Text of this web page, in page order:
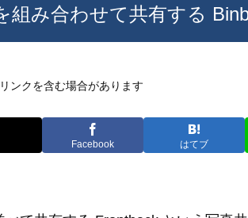
組み合わせて共有する
ンクを含む場合があります
Facebook はてブ